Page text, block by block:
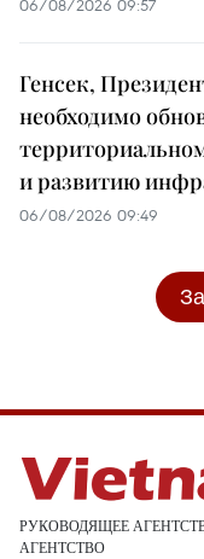
06/08/2026 09:57
Генсек,
необходимо
и развитию
06/08/2026 09:49
РУКОВОДЯЩЕЕ
АГЕНТСТВО